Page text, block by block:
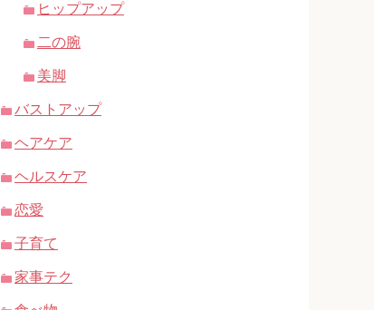
ヒップアップ
二の腕
美脚
バストアップ
ヘアケア
ヘルスケア
恋愛
子育て
家事テク